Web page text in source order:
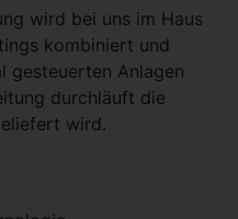
wird bei uns im Haus
kombiniert und
gesteuerten Anlagen
durchläuft die
wird.